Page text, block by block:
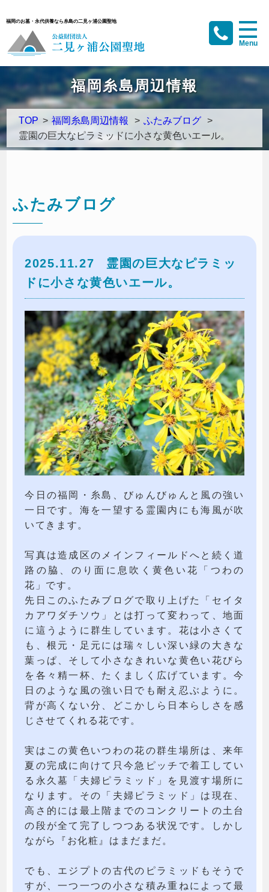
福岡のお墓・永代供養なら糸島の二見ヶ浦公園聖地
福岡糸島周辺情報
TOP > 福岡糸島周辺情報 > ふたみブログ
>
霊園の巨大なピラミッドに小さな黄色いエール。
ふたみブログ
2025.11.27
霊園の巨大なピラミッ
ドに小さな黄色いエール。
今日の福岡・糸島、びゅんびゅんと風の強い
一日です。海を一望する霊園内にも海風が吹
いてきます。
写真は造成区のメインフィールドへと続く道
路の脇、のり面に息吹く黄色い花「つわの
花」です。
先日このふたみブログで取り上げた「セイタ
カアワダチソウ」とは打って変わって、地面
に這うように群生しています。花は小さくて
も、根元・足元には瑞々しい深い緑の大きな
葉っぱ、そして小さなきれいな黄色い花びら
を各々精一杯、たくましく広げています。今
日のような風の強い日でも耐え忍ぶように。
背が高くない分、どこかしら日本らしさを感
じさせてくれる花です。
実はこの黄色いつわの花の群生場所は、来年
夏の完成に向けて只今急ピッチで着工してい
る永久墓「夫婦ピラミッド」を見渡す場所に
なります。その「夫婦ピラミッド」は現在、
高さ的には最上階までのコンクリートの土台
の段が全て完了しつつある状況です。しかし
ながら『お化粧』はまだまだ。
でも、エジプトの古代のピラミッドもそうで
すが、一つ一つの小さな積み重ねによって最